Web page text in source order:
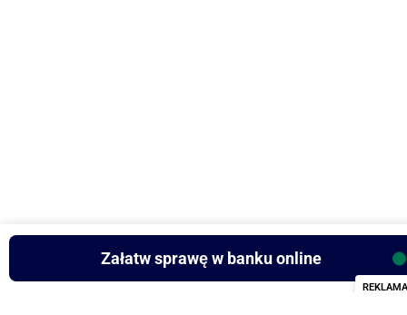
REKLAMA
Załatw sprawę w banku online